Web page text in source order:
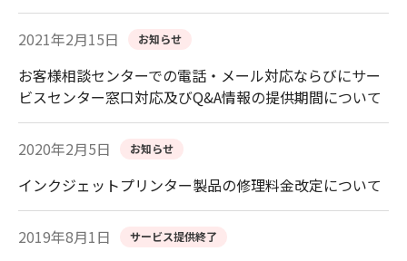
2021年2月15日 お知らせ
お客様相談センターでの電話・メール対応ならびにサー
ビスセンター窓口対応及びQ&A情報の提供期間について
2020年2月5日 お知らせ
インクジェットプリンター製品の修理料金改定について
2019年8月1日 サービス提供終了